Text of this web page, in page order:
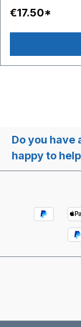
€17.50*
Do you have
happy to